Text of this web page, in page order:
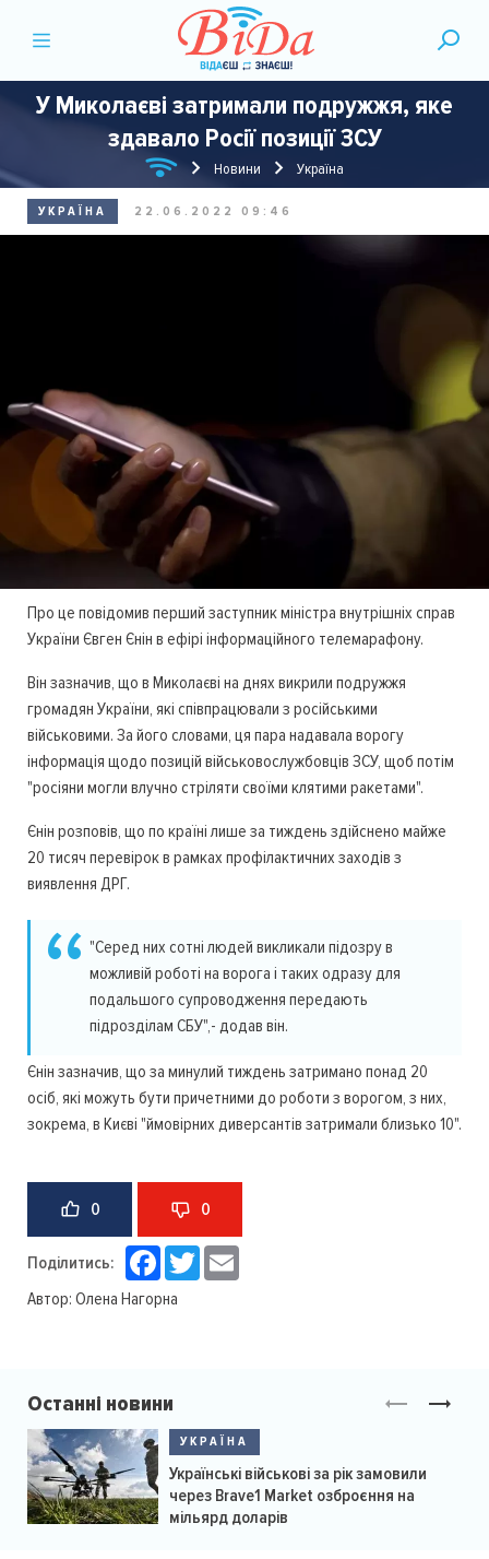
У Миколаєві затримали подружжя, яке
здавало Росії позиції ЗСУ
Новини Україна
УКРАЇНА 22.06.2022 09:46
Про це повідомив перший заступник міністра внутрішніх справ
України Євген Єнін в ефірі інформаційного телемарафону.
Він зазначив, що в Миколаєві на днях викрили подружжя
громадян України, які співпрацювали з російськими
військовими. За його словами, ця пара надавала ворогу
інформація щодо позицій військовослужбовців ЗСУ, щоб потім
"росіяни могли влучно стріляти своїми клятими ракетами".
Єнін розповів, що по країні лише за тиждень здійснено майже
20 тисяч перевірок в рамках профілактичних заходів з
виявлення ДРГ.
"Серед них сотні людей викликали підозру в
можливій роботі на ворога і таких одразу для
подальшого супроводження передають
підрозділам СБУ",- додав він.
Єнін зазначив, що за минулий тиждень затримано понад 20
осіб, які можуть бути причетними до роботи з ворогом, з них,
зокрема, в Києві "ймовірних диверсантів затримали близько 10".
0 0
Поділитись: Facebook
Twitter
Автор: Олена Нагорна
Останні новини
УКРАЇНА
Українські військові за рік замовили
через Brave1 Market озброєння на
мільярд доларів